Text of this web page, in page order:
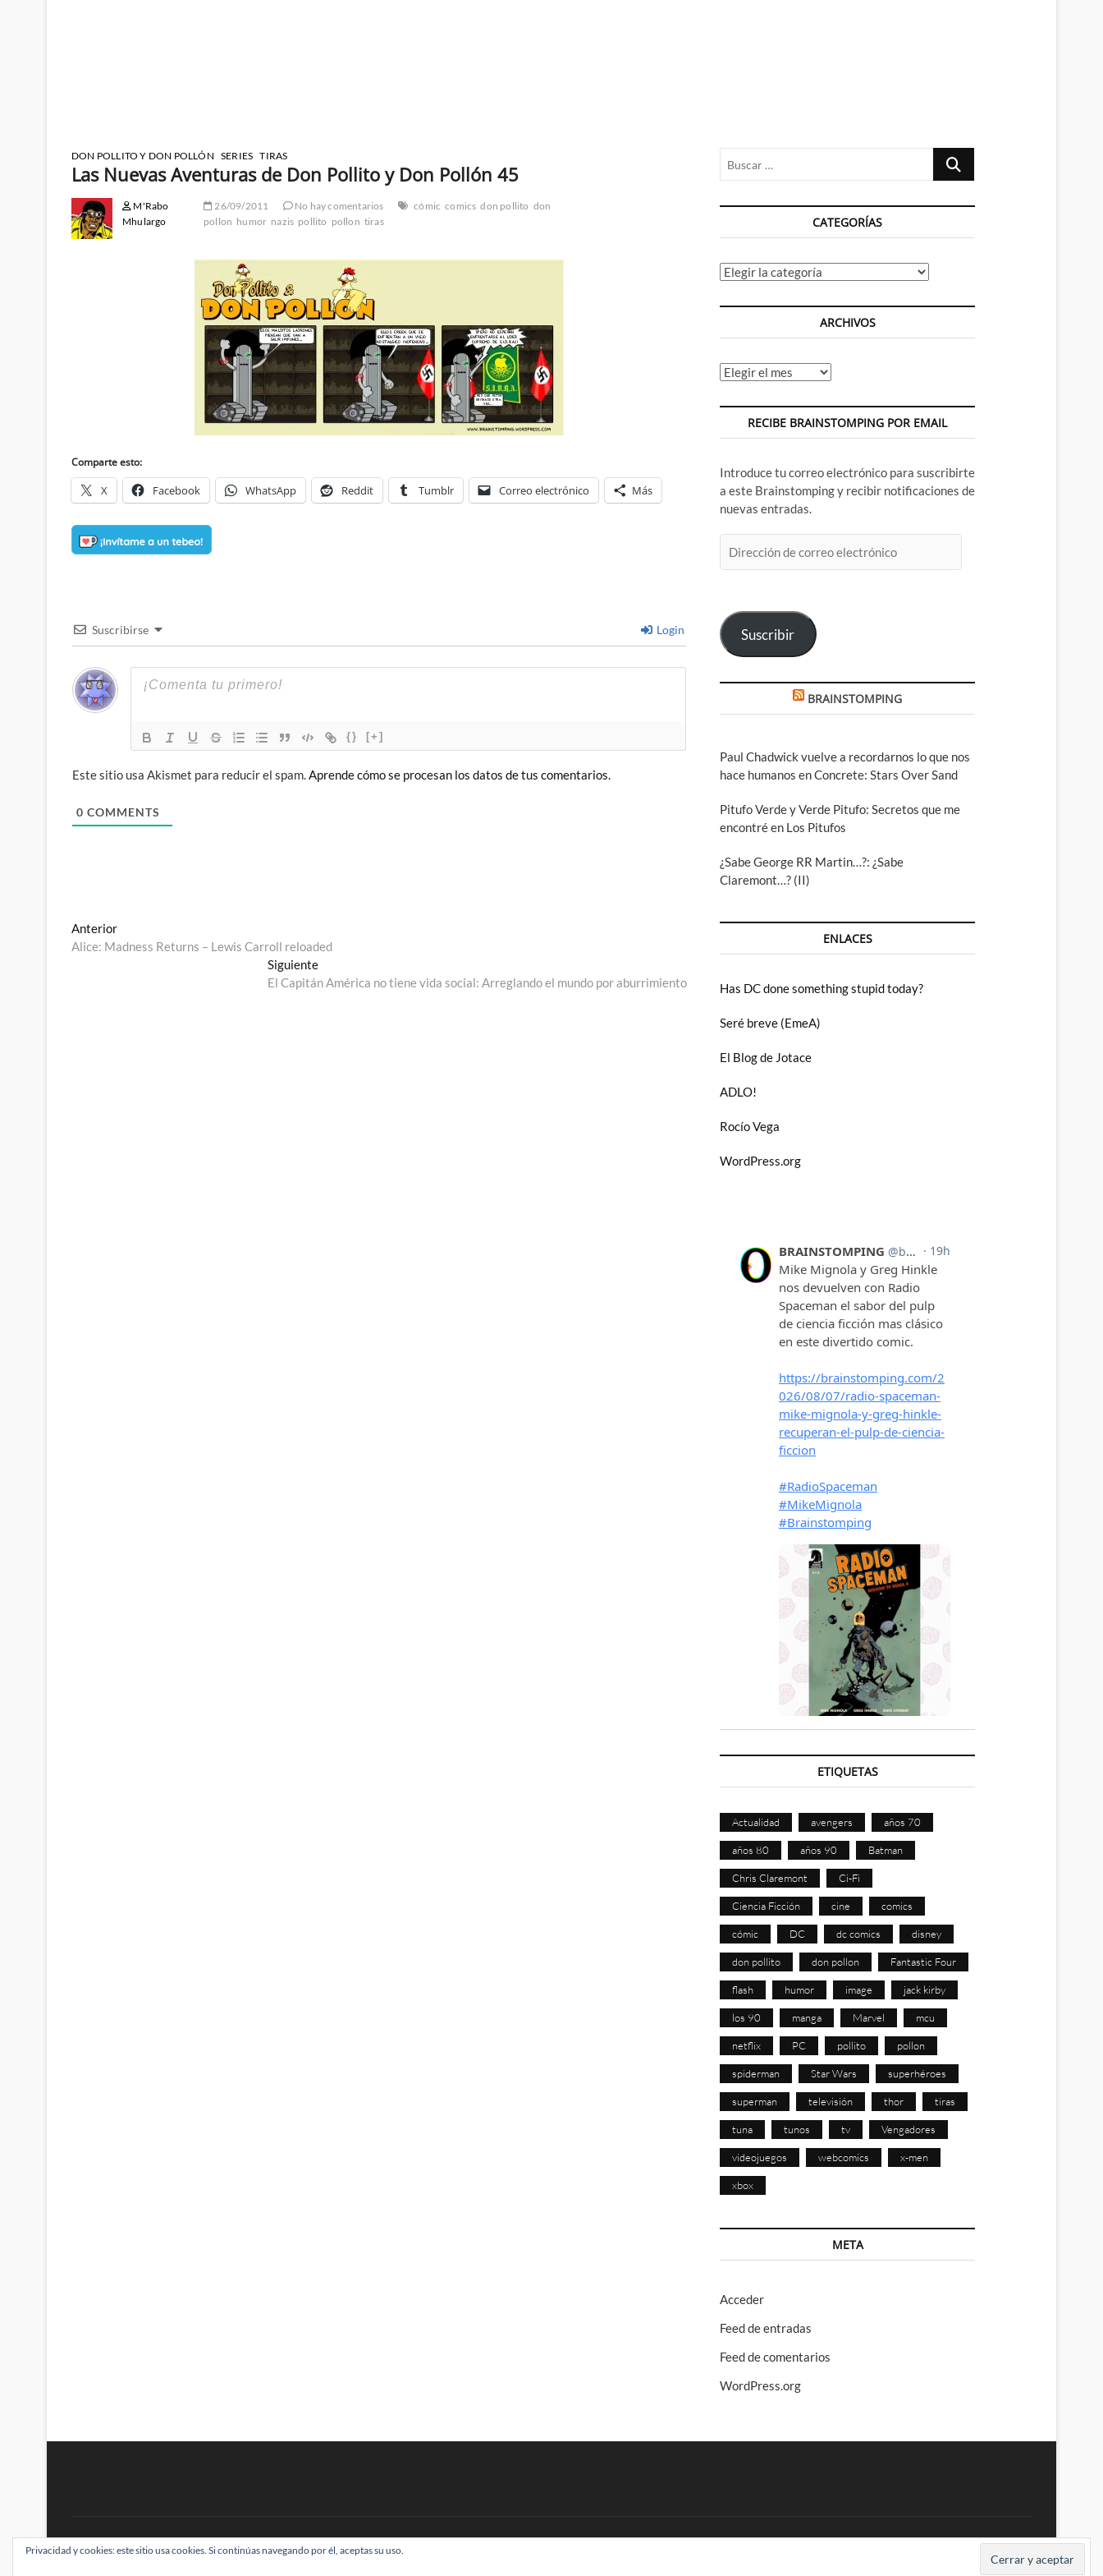
DON POLLITO Y DON POLLÓN SERIES TIRAS
Las Nuevas Aventuras de Don Pollito y Don Pollón 45
M'Rabo
Mhulargo
26/09/2011 No hay comentarios cómic comics don pollito don
pollon humor nazis pollito pollon tiras
Comparte esto:
X Facebook WhatsApp Reddit Tumblr Correo electrónico Más
Suscribirse Login
{} [+]
Este sitio usa Akismet para reducir el spam.Aprende cómo se procesan los datos de tus comentarios.
0 COMMENTS
Navegación
de
AnteriorEntrada
anterior:
Alice: Madness Returns – Lewis Carroll reloaded
SiguienteEntrada
siguiente:
El Capitán América no tiene vida social: Arreglando el mundo por aburrimiento
Buscar
CATEGORÍAS
Categorías
ARCHIVOS
Archivos
RECIBE BRAINSTOMPING POR EMAIL
Introduce tu correo electrónico para suscribirte
a este Brainstomping y recibir notificaciones de
nuevas entradas.
de
Suscribir
BRAINSTOMPING
Paul Chadwick vuelve a recordarnos lo que nos
hace humanos en Concrete: Stars Over Sand
Pitufo Verde y Verde Pitufo: Secretos que me
encontré en Los Pitufos
¿Sabe George RR Martin…?: ¿Sabe
Claremont…? (II)
ENLACES
Has DC done something stupid today?
Seré breve (EmeA)
El Blog de Jotace
ADLO!
Rocío Vega
WordPress.org
ETIQUETAS
Actualidad avengers años 70
años 80 años 90 Batman
Chris Claremont Ci-Fi
Ciencia Ficción cine comics
cómic DC dc comics disney
don pollito don pollon Fantastic Four
flash humor image jack kirby
los 90 manga Marvel mcu
netflix PC pollito pollon
spiderman Star Wars superhéroes
superman televisión thor tiras
tuna tunos tv Vengadores
videojuegos webcomics x-men
xbox
META
Acceder
Feed de entradas
Feed de comentarios
WordPress.org
BRAINSTOMPING| Diseñado por:Theme Freesia|WordPress| © Todos los derechos reservados
Privacidad y cookies: este sitio usa cookies. Si continúas navegando por él, aceptas su uso.